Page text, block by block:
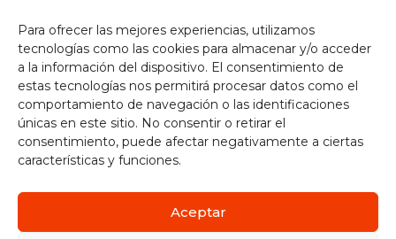
Para ofrecer las mejores experiencias, utilizamos
tecnologías como las cookies para almacenar y/o acceder
a la información del dispositivo. El consentimiento de
estas tecnologías nos permitirá procesar datos como el
comportamiento de navegación o las identificaciones
únicas en este sitio. No consentir o retirar el
consentimiento, puede afectar negativamente a ciertas
características y funciones.
Aceptar
comercial@css.es
Gestionar cookies
Política de Cookies|Aviso Legal|Protección de Datos